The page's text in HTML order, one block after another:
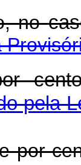
no
pela
por